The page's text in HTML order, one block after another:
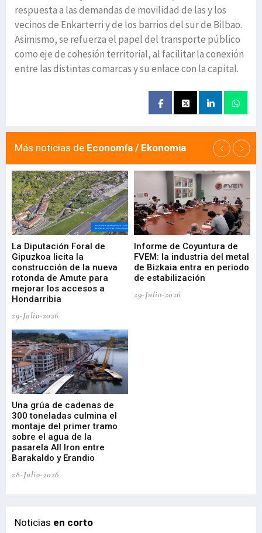
respuesta a las demandas de movilidad de las y los
vecinos de Enkarterri y de los barrios del sur de Bilbao.
Asimismo, se refuerza el papel del transporte público
como eje de cohesión territorial, al facilitar la conexión
entre las distintas comarcas y su enlace con la capital.
Más noticias de Economía / Ekonomia
La Diputación Foral de
Gipuzkoa licita la
construcción de la nueva
rotonda de Amute para
mejorar los accesos a
Hondarribia
29-Julio-2026
Informe de Coyuntura de
FVEM: la industria del metal
de Bizkaia entra en periodo
de estabilización
29-Julio-2026
Una grúa de cadenas de
300 toneladas culmina el
montaje del primer tramo
sobre el agua de la
pasarela All Iron entre
Barakaldo y Erandio
28-Julio-2026
Noticias en corto